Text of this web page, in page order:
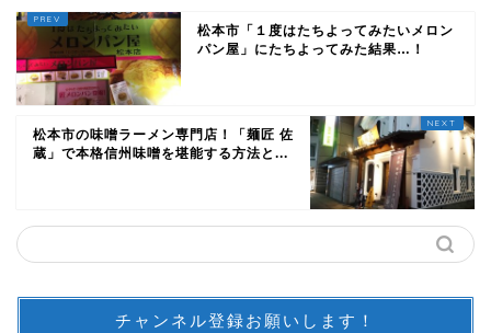
松本市「１度はたちよってみたいメロン
パン屋」にたちよってみた結果…！
松本市の味噌ラーメン専門店！「麺匠 佐
蔵」で本格信州味噌を堪能する方法と...
チャンネル登録お願いします！